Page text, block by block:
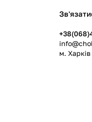
.
м.